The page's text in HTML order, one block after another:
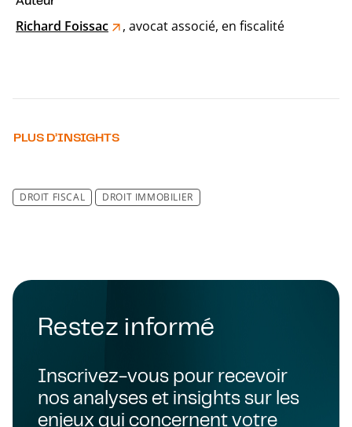
Richard Foissac , avocat associé, en fiscalité
PLUS D’INSIGHTS
DROIT FISCAL DROIT IMMOBILIER
Restez informé
Inscrivez-vous pour recevoir
nos analyses et insights sur les
enjeux qui concernent votre